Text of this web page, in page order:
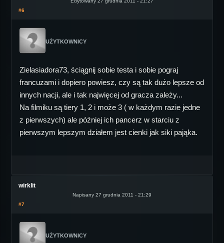
#6
UŻYTKOWNICY
Zielasiadora73, ściągnij sobie testa i sobie pograj
francuzami i dopiero powiesz, czy są tak dużo lepsze od
innych nacji, ale i tak najwięcej od gracza zależy...
Na filmiku są tiery 1, 2 i może 3 ( w każdym razie jedne
z pierwszych) ale później ich pancerz w starciu z
pierwszym lepszym działem jest cienki jak siki pająka.
wirklit
Napisany 27 grudnia 2011 - 21:29
#7
UŻYTKOWNICY